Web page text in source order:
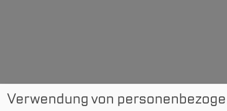
Verwendung von